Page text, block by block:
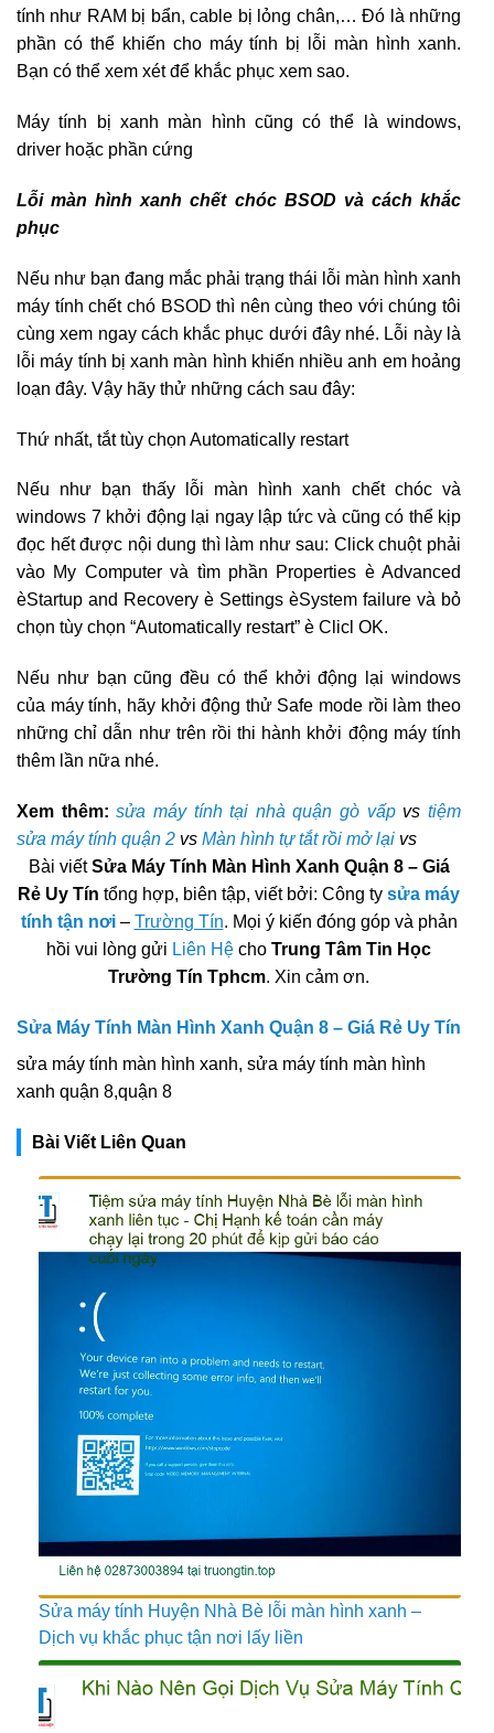
tính như RAM bị bẩn, cable bị lỏng chân,… Đó là những
phần có thể khiến cho máy tính bị lỗi màn hình xanh.
Bạn có thể xem xét để khắc phục xem sao.
Máy tính bị xanh màn hình cũng có thể là windows,
driver hoặc phần cứng
Lỗi màn hình xanh chết chóc BSOD và cách khắc
phục
Nếu như bạn đang mắc phải trạng thái lỗi màn hình xanh
máy tính chết chó BSOD thì nên cùng theo với chúng tôi
cùng xem ngay cách khắc phục dưới đây nhé. Lỗi này là
lỗi máy tính bị xanh màn hình khiến nhiều anh em hoảng
loạn đây. Vậy hãy thử những cách sau đây:
Thứ nhất, tắt tùy chọn Automatically restart
Nếu như bạn thấy lỗi màn hình xanh chết chóc và
windows 7 khởi động lại ngay lập tức và cũng có thể kịp
đọc hết được nội dung thì làm như sau: Click chuột phải
vào My Computer và tìm phần Properties è Advanced
èStartup and Recovery è Settings èSystem failure và bỏ
chọn tùy chọn “Automatically restart” è Clicl OK.
Nếu như bạn cũng đều có thể khởi động lại windows
của máy tính, hãy khởi động thử Safe mode rồi làm theo
những chỉ dẫn như trên rồi thi hành khởi động máy tính
thêm lần nữa nhé.
Xem thêm: sửa máy tính tại nhà quận gò vấpvstiệm
sửa máy tính quận 2 vs Màn hình tự tắt rồi mở lại vs
Bài viếtSửa Máy Tính Màn Hình Xanh Quận 8 – Giá
Rẻ Uy Tín tổng hợp, biên tập, viết bởi: Công ty sửa máy
tính tận nơi– Trường Tín. Mọi ý kiến đóng góp và phản
hồi vui lòng gửi Liên Hệ cho Trung Tâm Tin Học
Trường Tín Tphcm. Xin cảm ơn.
Sửa Máy Tính Màn Hình Xanh Quận 8 – Giá Rẻ Uy Tín
sửa máy tính màn hình xanh, sửa máy tính màn hình
xanh quận 8,quận 8
Bài Viết Liên Quan
Sửa máy tính Huyện Nhà Bè lỗi màn hình xanh –
Dịch vụ khắc phục tận nơi lấy liền